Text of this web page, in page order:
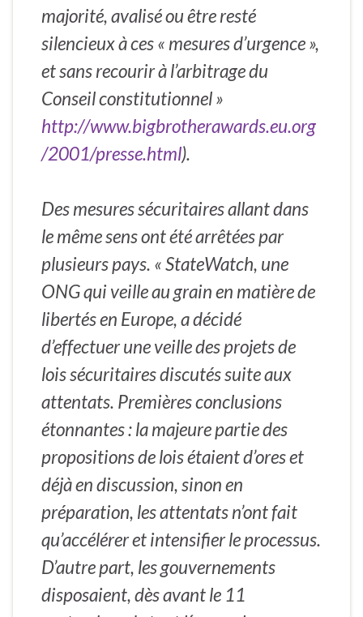
majorité, avalisé ou être resté
silencieux à ces « mesures d’urgence »,
et sans recourir à l’arbitrage du
Conseil constitutionnel »
http://www.bigbrotherawards.eu.org
/2001/presse.html).
Des mesures sécuritaires allant dans
le même sens ont été arrêtées par
plusieurs pays. « StateWatch, une
ONG qui veille au grain en matière de
libertés en Europe, a décidé
d’effectuer une veille des projets de
lois sécuritaires discutés suite aux
attentats. Premières conclusions
étonnantes : la majeure partie des
propositions de lois étaient d’ores et
déjà en discussion, sinon en
préparation, les attentats n’ont fait
qu’accélérer et intensifier le processus.
D’autre part, les gouvernements
disposaient, dès avant le 11